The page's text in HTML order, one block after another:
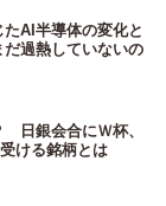
AI半導体の変化と
過熱していないの
日銀会合にＷ杯、
ける銘柄とは